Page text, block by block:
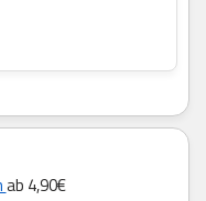
ab 4,90€